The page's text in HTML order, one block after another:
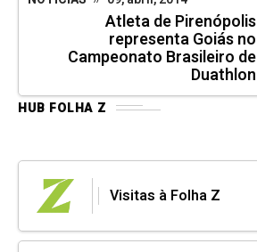
Atleta de Pirenópolis
representa Goiás no
Campeonato Brasileiro de
Duathlon
HUB FOLHA Z
Visitas à Folha Z